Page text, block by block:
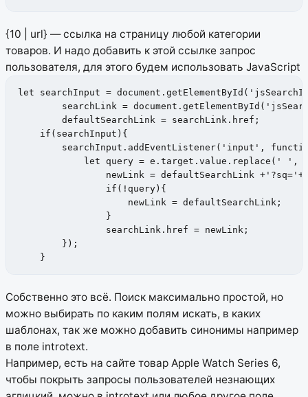
{10 | url} — ссылка на страницу любой категории
товаров. И надо добавить к этой ссылке запрос
пользователя, для этого будем использовать JavaScript
let searchInput =
searchLink =
        defaultSearchLink = searchLink.href;
    if(searchInput){
searchInput.addEventListener('input',
let query = e.target.value.replace(' ',
newLink = defaultSearchLink +'?sq='+
                if(!query){
                    newLink = defaultSearchLink;
                }
                searchLink.href = newLink;
        });
    }
Собственно это всё. Поиск максимально простой, но
можно выбирать по каким полям искать, в каких
шаблонах, так же можно добавить синонимы например
в поле introtext.
Например, есть на сайте товар Apple Watch Series 6,
чтобы покрыть запросы пользователей незнающих